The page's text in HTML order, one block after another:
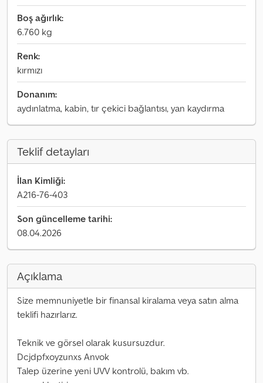
Boş ağırlık:
6.760 kg
Renk:
kırmızı
Donanım:
aydınlatma, kabin, tır çekici bağlantısı, yan kaydırma
Teklif detayları
İlan Kimliği:
A216-76-403
Son güncelleme tarihi:
08.04.2026
Açıklama
Size memnuniyetle bir finansal kiralama veya satın alma
teklifi hazırlarız.
Teknik ve görsel olarak kusursuzdur.
Dcjdpfxoyzunxs Anvok
Talep üzerine yeni UVV kontrolü, bakım vb.